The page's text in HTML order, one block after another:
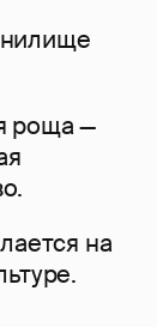
роща —
на